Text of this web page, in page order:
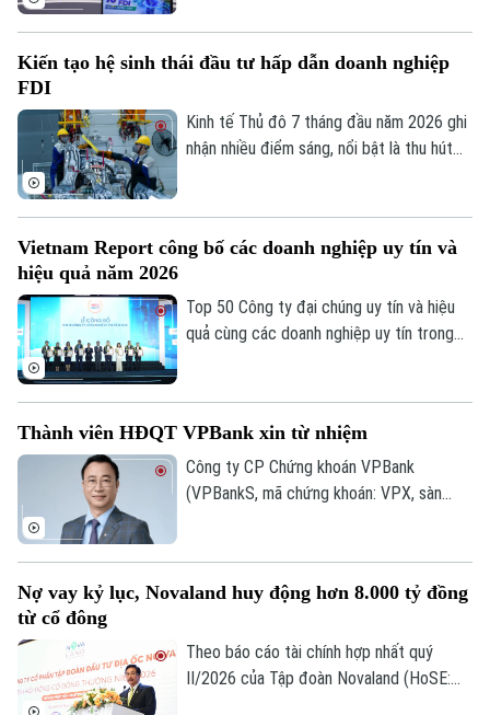
Chuyên mục
Thời sự
Hà Nội
Chính trị
Hà Nội
Nhịp sống Hà Nội
Thế giới
tiên thu hút vốn sang phát triển khu vực
hướng chất lượng, hiệu quả và có sức lan
tỏa, qua đó biến nguồn lực bên ngoài
Kiến tạo hệ sinh thái đầu tư hấp dẫn doanh nghiệp
FDI
Kinh tế Thủ đô 7 tháng đầu năm 2026 ghi
nhận nhiều điểm sáng, nổi bật là thu hút
tiên công nghệ cao, đổi mới sáng tạo,
dụng nhiều đất và lao động.
Vietnam Report công bố các doanh nghiệp uy tín và
hiệu quả năm 2026
Top 50 Công ty đại chúng uy tín và hiệu
quả cùng các doanh nghiệp uy tín trong
những doanh nghiệp có hiệu quả hoạt
động, năng lực quản trị, đổi mới và uy tín
trên thị trường.
Thành viên HĐQT VPBank xin từ nhiệm
Công ty CP Chứng khoán VPBank
(VPBankS, mã chứng khoán: VPX, sàn
Nợ vay kỷ lục, Novaland huy động hơn 8.000 tỷ đồng
từ cổ đông
Theo báo cáo tài chính hợp nhất quý
II/2026 của Tập đoàn Novaland (HoSE: